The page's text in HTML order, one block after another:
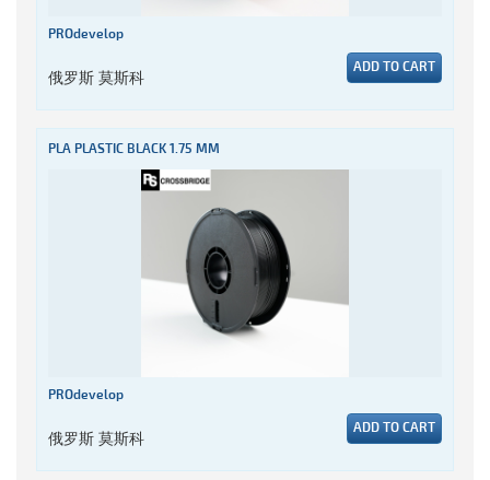
PROdevelop
俄罗斯 莫斯科 ADD TO CART
PLA PLASTIC BLACK 1.75 MM
PROdevelop
俄罗斯 莫斯科 ADD TO CART